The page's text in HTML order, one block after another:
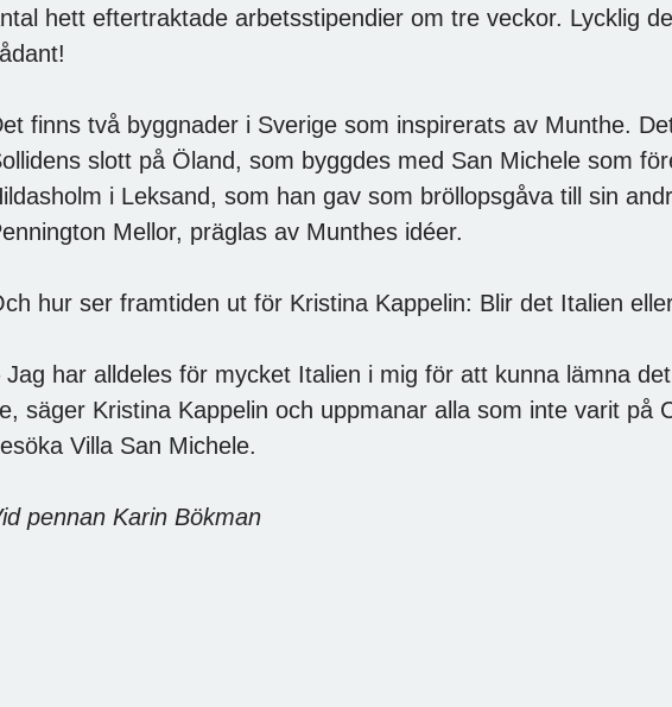
hett eftertraktade arbetsstipendier om tre veckor. Lycklig
finns två byggnader i Sverige som inspirerats av Munthe.
slott på Öland, som byggdes med San Michele som
i Leksand, som han gav som bröllopsgåva till sin
Mellor, präglas av Munthes idéer.
hur ser framtiden ut för Kristina Kappelin: Blir det Italien
Jag har alldeles för mycket Italien i mig för att kunna lämna
säger Kristina Kappelin och uppmanar alla som inte varit på
Villa San Michele.
pennan Karin Bökman